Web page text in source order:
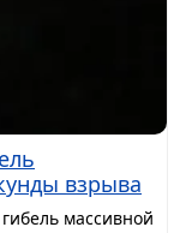
взрыва
массивной